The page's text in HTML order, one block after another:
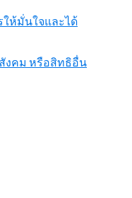
ให้มั่นใจและได้
งคม หรือสิทธิอื่น